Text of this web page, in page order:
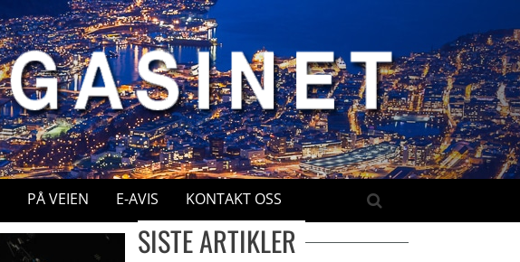
PÅ VEIEN E-AVIS KONTAKT OSS
SISTE ARTIKLER